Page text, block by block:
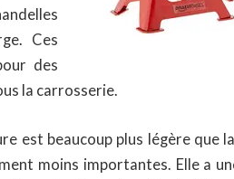
Ces
des
la carrosserie.
est beaucoup plus légère que
moins importantes. Elle a